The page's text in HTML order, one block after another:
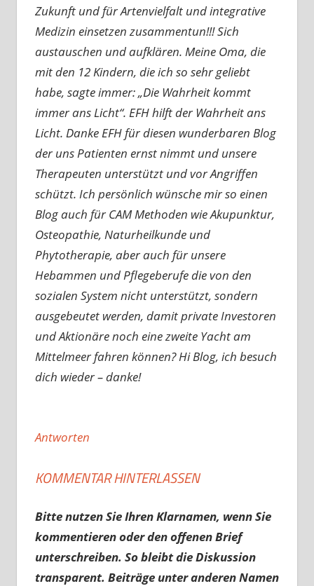
Zukunft und für Artenvielfalt und integrative
Medizin einsetzen zusammentun!!! Sich
austauschen und aufklären. Meine Oma, die
mit den 12 Kindern, die ich so sehr geliebt
habe, sagte immer: „Die Wahrheit kommt
immer ans Licht“. EFH hilft der Wahrheit ans
Licht. Danke EFH für diesen wunderbaren Blog
der uns Patienten ernst nimmt und unsere
Therapeuten unterstützt und vor Angriffen
schützt. Ich persönlich wünsche mir so einen
Blog auch für CAM Methoden wie Akupunktur,
Osteopathie, Naturheilkunde und
Phytotherapie, aber auch für unsere
Hebammen und Pflegeberufe die von den
sozialen System nicht unterstützt, sondern
ausgebeutet werden, damit private Investoren
und Aktionäre noch eine zweite Yacht am
Mittelmeer fahren können? Hi Blog, ich besuch
dich wieder – danke!
Antworten
KOMMENTAR HINTERLASSEN
Bitte nutzen Sie Ihren Klarnamen, wenn Sie
kommentieren oder den offenen Brief
unterschreiben. So bleibt die Diskussion
transparent. Beiträge unter anderen Namen